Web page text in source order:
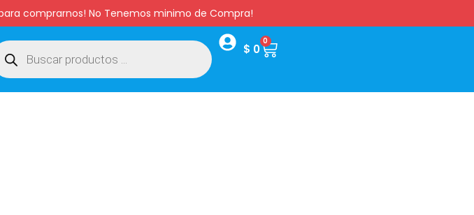
comprarnos! No Tenemos minimo de Compra!
$ 0
0